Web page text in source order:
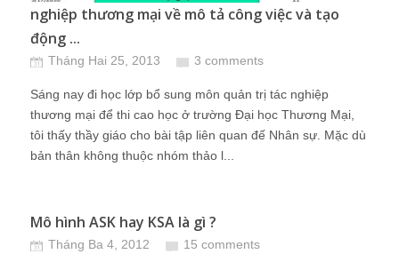
nghiệp thương mại về mô tả công việc và tạo
động ...
Tháng Hai 25, 2013 3 comments
Sáng nay đi học lớp bổ sung môn quản trị tác nghiệp
thương mại để thi cao học ở trường Đại học Thương Mại,
tôi thấy thầy giáo cho bài tập liên quan đế Nhân sự. Mặc dù
bản thân không thuộc nhóm thảo l...
Mô hình ASK hay KSA là gì ?
Tháng Ba 4, 2012 15 comments